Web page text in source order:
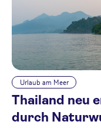
Urlaub am Meer
Thailand neu
durch